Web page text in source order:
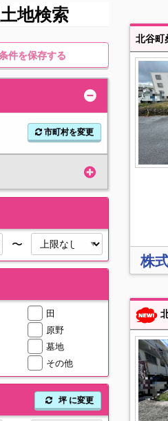
地検索
件を保存する
市町村を変更
〜
田
原野
墓地
その他
坪 に変更
北谷
株